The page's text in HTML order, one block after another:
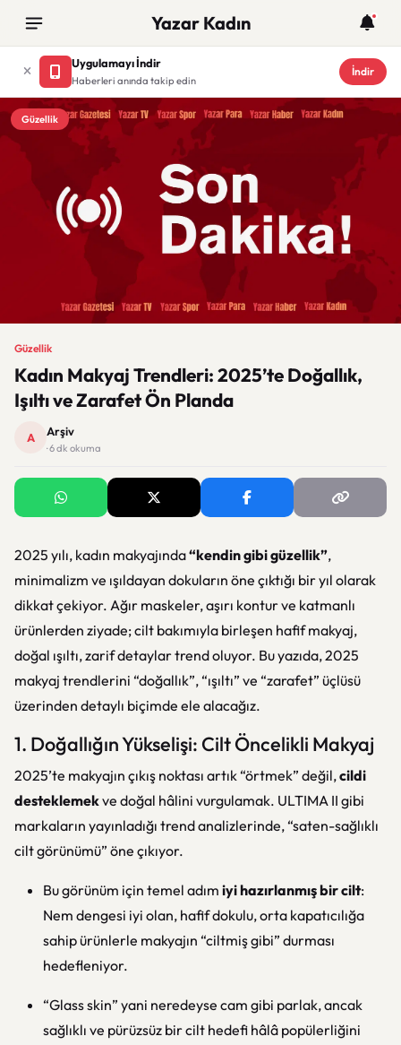
Yazar Kadın
Uygulamayı İndir
Haberleri anında takip edin
İndir
Güzellik
Güzellik
Kadın Makyaj Trendleri: 2025’te Doğallık,
Işıltı ve Zarafet Ön Planda
A Arşiv
· 6 dk okuma
2025 yılı, kadın makyajında“kendin gibi güzellik”,
minimalizm ve ışıldayan dokuların öne çıktığı bir yıl olarak
dikkat çekiyor. Ağır maskeler, aşırı kontur ve katmanlı
ürünlerden ziyade; cilt bakımıyla birleşen hafif makyaj,
doğal ışıltı, zarif detaylar trend oluyor. Bu yazıda, 2025
makyaj trendlerini “doğallık”, “ışıltı” ve “zarafet” üçlüsü
üzerinden detaylı biçimde ele alacağız.
1. Doğallığın Yükselişi: Cilt Öncelikli Makyaj
2025’te makyajın çıkış noktası artık “örtmek” değil,cildi
desteklemekve doğal hâlini vurgulamak. ULTIMA II gibi
markaların yayınladığı trend analizlerinde, “saten-sağlıklı
cilt görünümü” öne çıkıyor.
Bu görünüm için temel adım iyi hazırlanmış bir cilt:
Nem dengesi iyi olan, hafif dokulu, orta kapatıcılığa
sahip ürünlerle makyajın “ciltmiş gibi” durması
hedefleniyor.
“Glass skin” yani neredeyse cam gibi parlak, ancak
sağlıklı ve pürüzsüz bir cilt hedefi hâlâ popülerliğini